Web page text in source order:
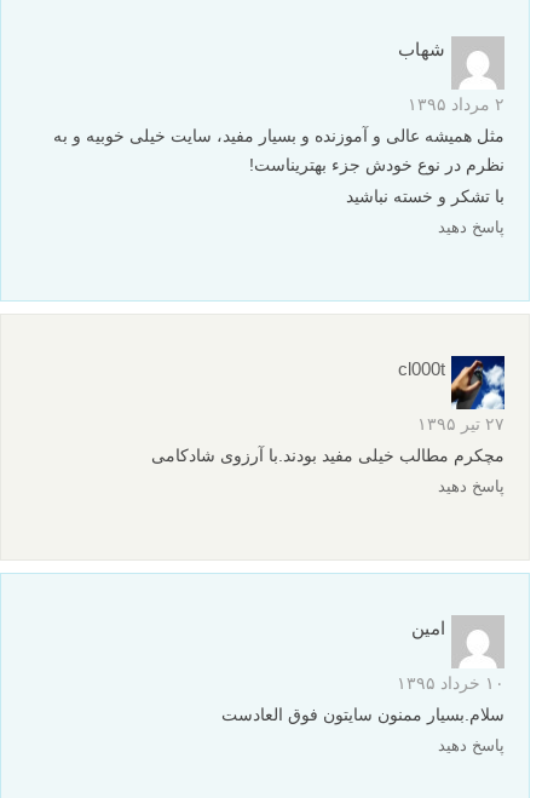
شهاب
۲ مرداد ۱۳۹۵
مثل همیشه عالی و آموزنده و بسیار مفید، سایت خیلی خوبیه و به
نظرم در نوع خودش جزء بهتریناست!
با تشکر و خسته نباشید
پاسخ دهید
cl000t
۲۷ تیر ۱۳۹۵
مچکرم مطالب خیلی مفید بودند.با آرزوی شادکامی
پاسخ دهید
امین
۱۰ خرداد ۱۳۹۵
سلام.بسیار ممنون سایتون فوق العادست
پاسخ دهید